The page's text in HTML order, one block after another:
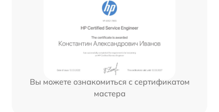
Вы можете ознакомиться с сертификатом
мастера